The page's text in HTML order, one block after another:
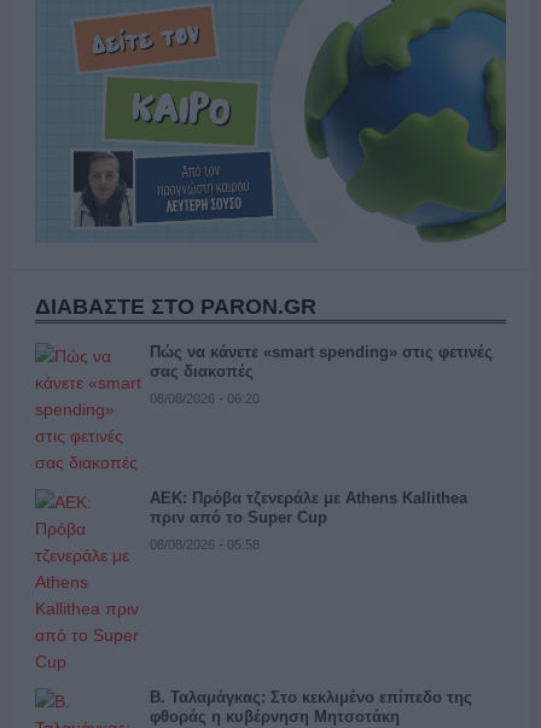
ΔΙΑΒΑΣΤΕ ΣΤΟ PARON.GR
Πώς να κάνετε «smart spending» στις φετινές
σας διακοπές
08/08/2026 - 06:20
ΑΕΚ: Πρόβα τζενεράλε με Athens Kallithea
πριν από το Super Cup
08/08/2026 - 05:58
Β. Ταλαμάγκας: Στο κεκλιμένο επίπεδο της
φθοράς η κυβέρνηση Μητσοτάκη